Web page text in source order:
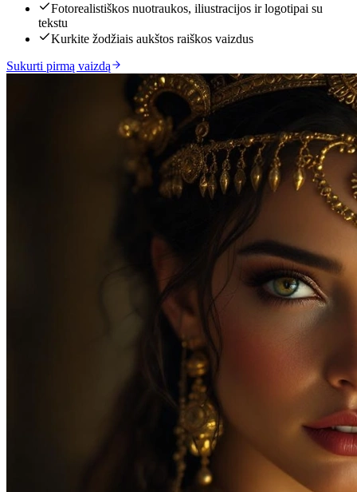
Fotorealistiškos nuotraukos, iliustracijos ir logotipai su
tekstu
Kurkite žodžiais aukštos raiškos vaizdus
Sukurti pirmą vaizdą